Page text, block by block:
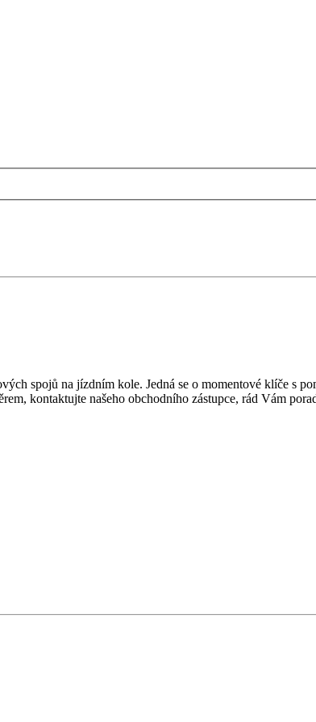
spojů na jízdním kole. Jedná se o momentové klíče s
kontaktujte našeho obchodního zástupce, rád Vám